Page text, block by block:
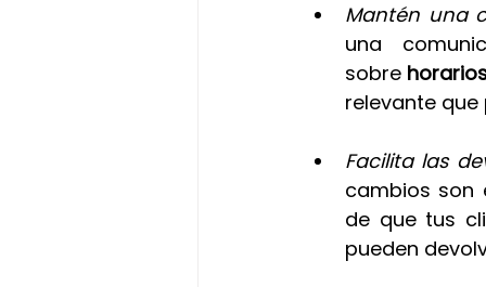
Mantén una
una
sobre
relevante
Facilita las
cambios son
de que tus
pueden